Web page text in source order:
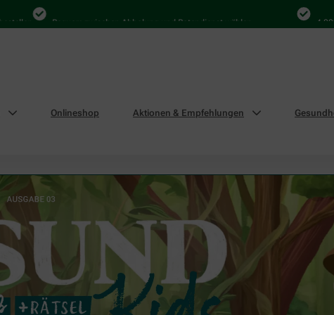
Bequem zwischen Abholung und Botendienst wählen 4.000 Mal in
Onlineshop Aktionen & Empfehlungen